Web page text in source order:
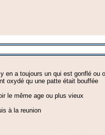
en a toujours un qui est gonflé ou
oxydé qu une patte était bouffée
le même age ou plus vieux
à la reunion